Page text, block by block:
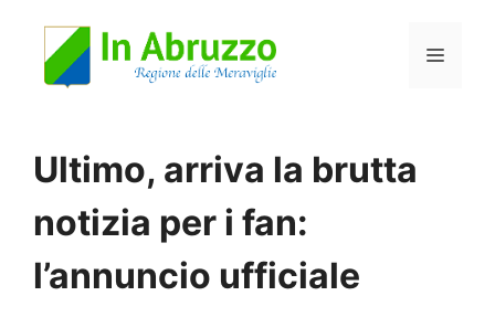
Menu
Ultimo, arriva la brutta
notizia per i fan:
l’annuncio ufficiale